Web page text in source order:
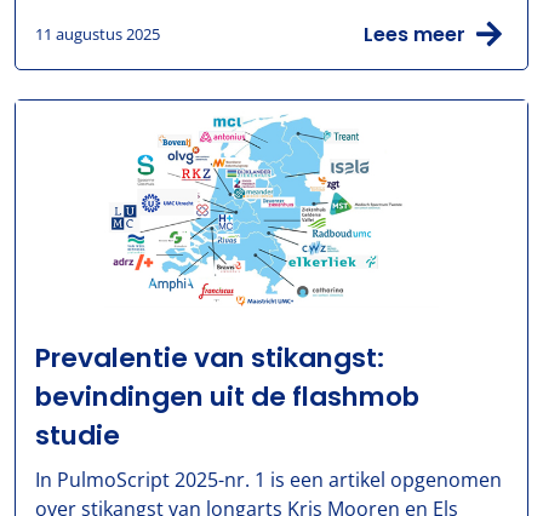
11 augustus 2025 Lees meer
Prevalentie van stikangst:
bevindingen uit de flashmob
studie
In PulmoScript 2025-nr. 1 is een artikel opgenomen
over stikangst van longarts Kris Mooren en Els